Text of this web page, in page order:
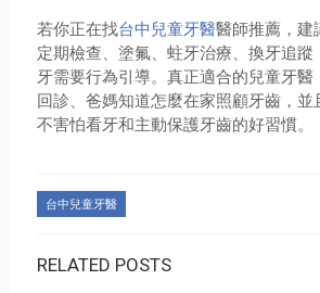
若你正在找台中兒童牙醫醫師推薦，建
定期檢查、塗氟、蛀牙治療、換牙追
牙需要行為引導。真正適合的兒童牙
回診、爸媽知道怎麼在家照顧牙齒，並
不害怕看牙和主動保護牙齒的好習慣。
台中兒童牙醫
RELATED POSTS